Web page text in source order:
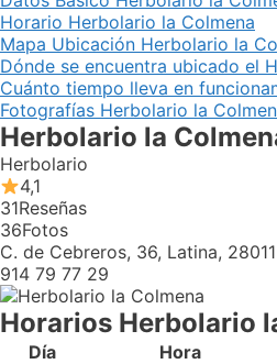
Horario Herbolario la Colmena
Mapa Ubicación Herbolario la
Dónde se encuentra ubicado el
Cuánto tiempo lleva en
Fotografías Herbolario la
Herbolario la
Herbolario
4,1
31Reseñas
36Fotos
C. de Cebreros, 36, Latina,
914 79 77 29
Horarios Herbolario
Día
Hora